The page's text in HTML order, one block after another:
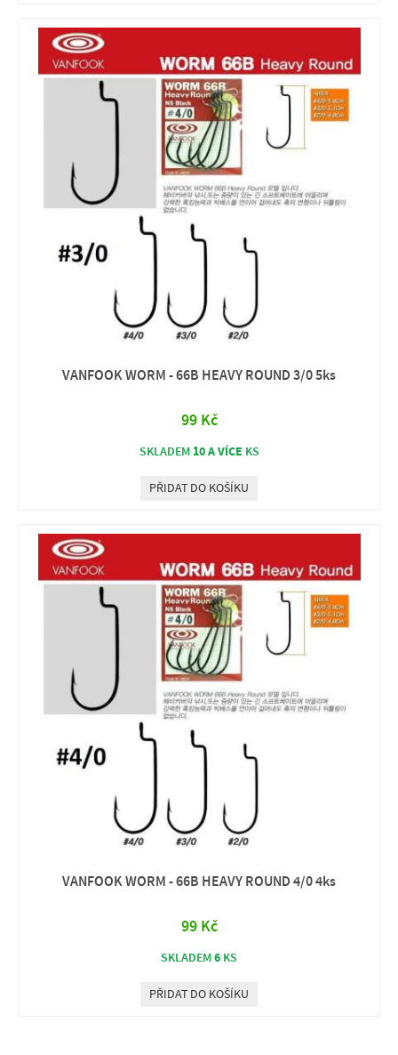
VANFOOK WORM - 66B HEAVY ROUND 3/0 5ks
99 Kč
SKLADEM 10 A VÍCE KS
PŘIDAT DO KOŠÍKU
VANFOOK WORM - 66B HEAVY ROUND 4/0 4ks
99 Kč
SKLADEM6 KS
PŘIDAT DO KOŠÍKU